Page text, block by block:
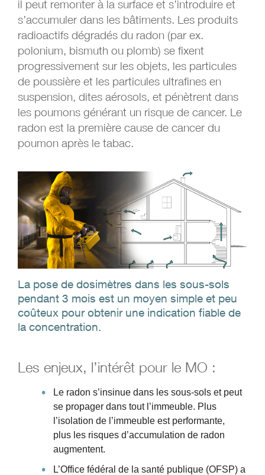
il peut remonter à la surface et s’introduire et
s’accumuler dans les bâtiments. Les produits
radioactifs dégradés du radon (par ex.
polonium, bismuth ou plomb) se fixent
progressivement sur les objets, les particules
de poussière et les particules ultrafines en
suspension, dites aérosols, et pénètrent dans
les poumons générant un risque de cancer. Le
radon est la première cause de cancer du
poumon après le tabac.
La pose de dosimètres dans les sous-sols
pendant 3 mois est un moyen simple et peu
coûteux pour obtenir une indication fiable de
la concentration.
Les enjeux, l’intérêt pour le MO :
Le radon s’insinue dans les sous-sols et peut
se propager dans tout l’immeuble. Plus
l’isolation de l’immeuble est performante,
plus les risques d’accumulation de radon
augmentent.
L’Office fédéral de la santé publique (OFSP) a